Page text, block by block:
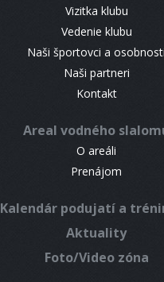
Vizitka klubu
Vedenie klubu
Naši športovci a osobnosti
Naši partneri
Kontakt
Areal vodného
O areáli
Prenájom
Kalendár podujatí a
Aktuality
Foto/Video zóna